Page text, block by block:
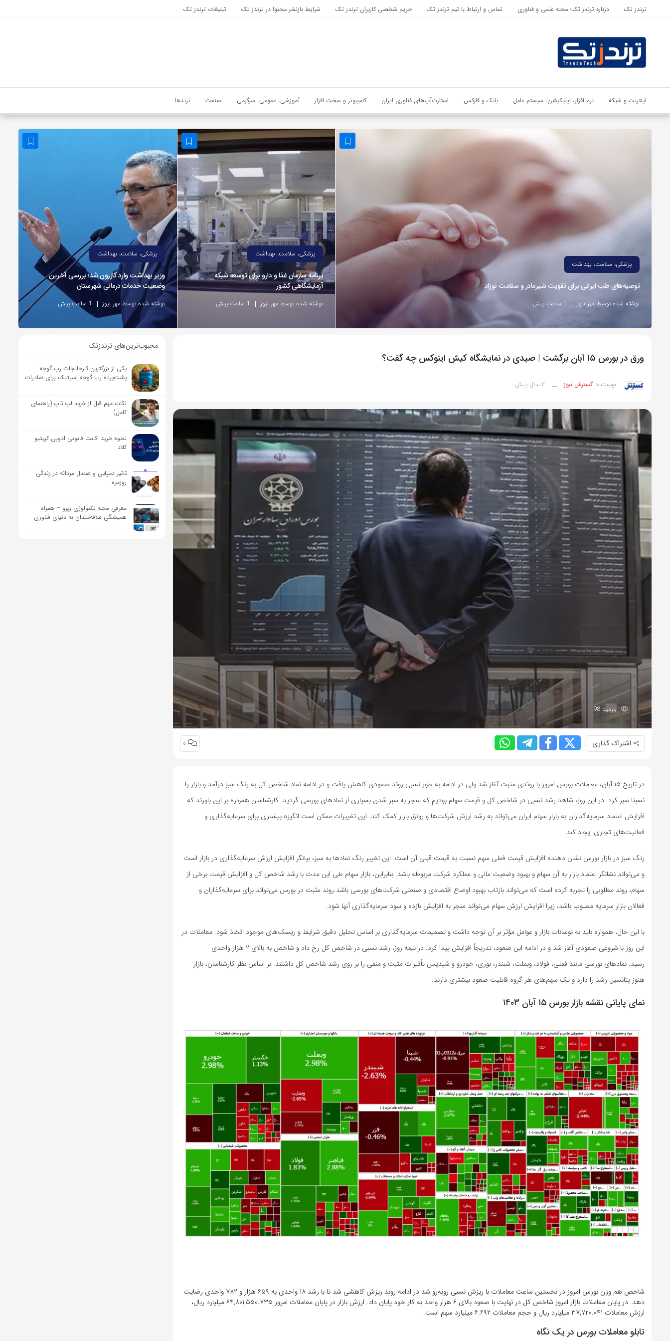
اشتراک گذاری
با استفاده از روش‌های زیر می‌توانید این صفحه را با دوستان خود به
اشتراک بگذارید.
ترندز تک درباره ترندز تک؛ مجله علمی و فناوری تماس و ارتباط با تیم ترندز تک حریم شخصی کاربران ترندز تک شرایط بازنشر محتوا در ترندز تک تبلیغات ترندز تک
اینترنت و شبکه نرم افزار، اپلیکیشن، سیستم عامل بانک و فارکس استارت‌آپ‌های فناوری ایران کامپیوتر و سخت افزار آموزشی، عمومی، سرگرمی صنعت ترندها
پزشکی، سلامت، بهداشت
توصیه‌های طب ایرانی برای تقویت شیرمادر و سلامت نوزاد
نوشته شده توسط مهر نیوز 1 ساعت پیش
پزشکی، سلامت، بهداشت
برنامه سازمان غذا و دارو برای توسعه شبکه
آزمایشگاهی کشور
نوشته شده توسط مهر نیوز 1 ساعت پیش
پزشکی، سلامت، بهداشت
وزیر بهداشت وارد کازرون شد؛ بررسی آخرین
وضعیت خدمات درمانی شهرستان
نوشته شده توسط مهر نیوز 1 ساعت پیش
ورق در بورس ۱۵ آبان برگشت | صیدی در نمایشگاه کیش اینوکس چه گفت؟
نویسنده: گسترش نیوز __ 2 سال پیش
بازدید 98
اشتراک گذاری 0
در تاریخ ۱۵ آبان، معاملات بورس امروز با روندی مثبت آغاز شد ولی در ادامه به طور نسبی روند صعودی کاهش یافت و در ادامه نماد شاخص کل به رنگ سبز درآمد و بازار را
نسبتا سبز کرد. در این روز، شاهد رشد نسبی در شاخص کل و قیمت سهام بودیم که منجر به سبز شدن بسیاری از نمادهای بورسی گردید. کارشناسان همواره بر این باورند که
افزایش اعتماد سرمایه‌گذاران به بازار سهام ایران می‌تواند به رشد ارزش شرکت‌ها و رونق بازار کمک کند. این تغییرات ممکن است انگیزه بیشتری برای سرمایه‌گذاری و
فعالیت‌های تجاری ایجاد کند.
رنگ سبز در بازار بورس نشان‌ دهنده افزایش قیمت فعلی سهم نسبت به قیمت قبلی آن است. این تغییر رنگ نمادها به سبز، بیانگر افزایش ارزش سرمایه‌گذاری در بازار است
و می‌تواند نشانگر اعتماد بازار به آن سهام و بهبود وضعیت مالی و عملکرد شرکت مربوطه باشد. بنابراین، بازار سهام طی این مدت با رشد شاخص کل و افزایش قیمت برخی از
سهام، روند مطلوبی را تجربه کرده است که می‌تواند بازتاب بهبود اوضاع اقتصادی و صنعتی شرکت‌های بورسی باشد.روند مثبت در بورس می‌تواند برای سرمایه‌گذاران و
فعالان بازار سرمایه مطلوب باشد، زیرا افزایش ارزش سهام می‌تواند منجر به افزایش بازده و سود سرمایه‌گذاری آنها شود.
​با این حال، همواره باید به نوسانات بازار و عوامل مؤثر بر آن توجه داشت و تصمیمات سرمایه‌گذاری بر اساس تحلیل دقیق شرایط و ریسک‌های موجود اتخاذ شود. معاملات در
این روز با شروعی صعودی آغاز شد و در ادامه این صعود، تدریجاً افزایش پیدا کرد. در نیمه روز، رشد نسبی در شاخص کل رخ داد و شاخص به بالای ۲ هزار واحدی
رسید. نمادهای بورسی مانند فملی، فولاد، وبملت، شبندر، نوری، خودرو و شپدیس تأثیرات مثبت و منفی را بر روی رشد شاخص کل داشتند. بر اساس نظر کارشناسان، بازار
هنوز پتانسیل رشد را دارد و تک سهم‌های هر گروه قابلیت صعود بیشتری دارند.
نمای پایانی نقشه بازار بورس ۱۵ آبان ۱۴۰۳
شاخص هم وزن بورس امروز در نخستین ساعت معاملات با ریزش نسبی روبه‌رو شد در ادامه روند ریزش کاهشی شد تا با رشد ۱۸ واحدی به ۶۵۹ هزار و ۷۸۲ واحدی رضایت
دهد. در پایان معاملات بازار امروز شاخص کل در نهایت با صعود بالای ۶ هزار واحد به کار خود پایان داد. ارزش بازار در پایان معاملات امروز ۶۴,۸۰۱,۵۵۰.۷۳۵ میلیارد ریال،
ارزش معاملات ۳۷,۷۲۰.۰۴۱ میلیارد ریال و حجم معاملات ۶.۶۹۲ میلیارد سهم است.
تابلو معاملات بورس در یک نگاه
محبوب‌ترین‌های ترندزتک
یکی از بزرگترین کارخانجات رب گوجه:
پشت‌پرده رب گوجه اسپتیک برای صادرات
نکات مهم قبل از خرید لپ تاپ (راهنمای
کامل)
نحوه خرید اکانت قانونی ادوبی کریتیو
کلاد
تاثیر دمپایی و صندل مردانه در زندگی
روزمره
معرفی مجله تکنولوژی رپرو – همراه
همیشگی علاقه‌مندان به دنیای فناوری